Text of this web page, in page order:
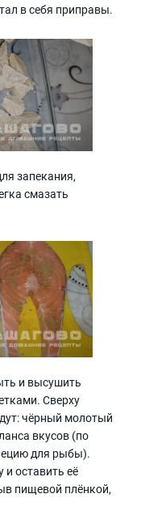
в себя приправы.
запекания,
смазать
и высушить
Сверху
чёрный молотый
вкусов (по
для рыбы).
и оставить её
пищевой плёнкой,